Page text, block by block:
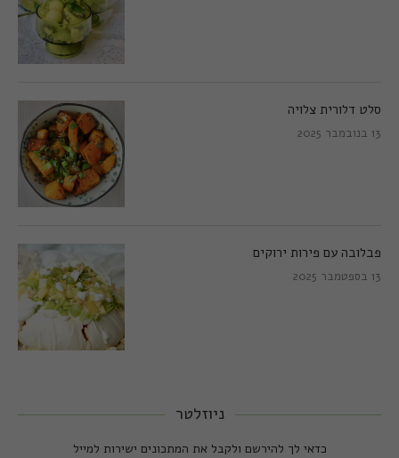
סלט דלורית צלויה
13 בנובמבר 2025
פבלובה עם פירות ירוקים
13 בספטמבר 2025
ניוזלטר
כדאי לך להירשם ולקבל את המתכונים ישירות למייל